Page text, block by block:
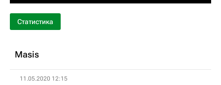
Статистика
Masis
11.05.2020 12:15